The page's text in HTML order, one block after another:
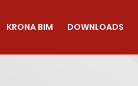
KRONA BIM DOWNLOADS